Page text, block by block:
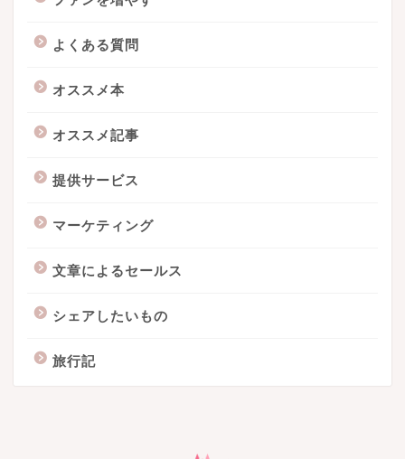
よくある質問
オススメ本
オススメ記事
提供サービス
マーケティング
文章によるセールス
シェアしたいもの
旅行記